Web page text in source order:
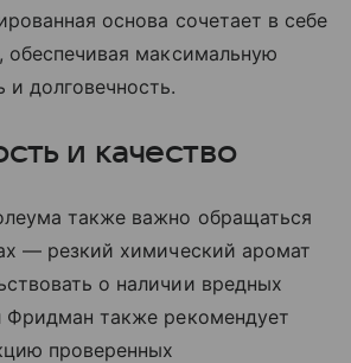
основа сочетает в себе
обеспечивая максимальную
и долговечность.
и качество
также важно обращаться
— резкий химический аромат
о наличии вредных
Фридман также рекомендует
проверенных